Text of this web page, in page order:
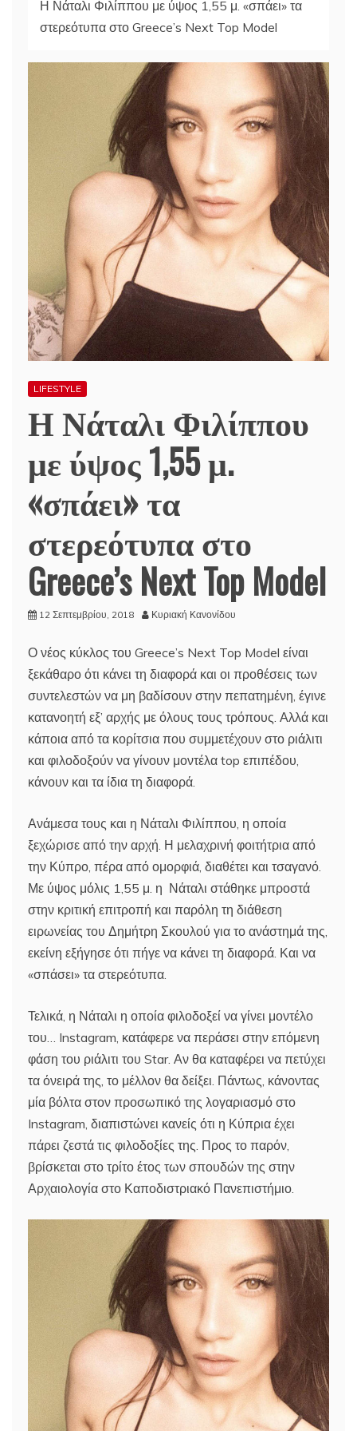
Η Νάταλι Φιλίππου με ύψος 1,55 μ. «σπάει» τα
στερεότυπα στο Greece’s Next Top Model
LIFESTYLE
Η Νάταλι Φιλίππου
με ύψος 1,55 μ.
«σπάει» τα
στερεότυπα στο
Greece’s Next Top Model
12 Σεπτεμβρίου, 2018 Κυριακή Κανονίδου
Ο νέος κύκλος του Greece’s Next Top Model είναι
ξεκάθαρο ότι κάνει τη διαφορά και οι προθέσεις των
συντελεστών να μη βαδίσουν στην πεπατημένη, έγινε
κατανοητή εξ’ αρχής με όλους τους τρόπους. Αλλά και
κάποια από τα κορίτσια που συμμετέχουν στο ριάλιτι
και φιλοδοξούν να γίνουν μοντέλα top επιπέδου,
κάνουν και τα ίδια τη διαφορά.
Ανάμεσα τους και η Νάταλι Φιλίππου, η οποία
ξεχώρισε από την αρχή. Η μελαχρινή φοιτήτρια από
την Κύπρο, πέρα από ομορφιά, διαθέτει και τσαγανό.
Με ύψος μόλις 1,55 μ. η Νάταλι στάθηκε μπροστά
στην κριτική επιτροπή και παρόλη τη διάθεση
ειρωνείας του Δημήτρη Σκουλού για το ανάστημά της,
εκείνη εξήγησε ότι πήγε να κάνει τη διαφορά. Και να
«σπάσει» τα στερεότυπα.
Τελικά, η Νάταλι η οποία φιλοδοξεί να γίνει μοντέλο
του… Instagram, κατάφερε να περάσει στην επόμενη
φάση του ριάλιτι του Star. Αν θα καταφέρει να πετύχει
τα όνειρά της, το μέλλον θα δείξει. Πάντως, κάνοντας
μία βόλτα στον προσωπικό της λογαριασμό στο
Instagram, διαπιστώνει κανείς ότι η Κύπρια έχει
πάρει ζεστά τις φιλοδοξίες της. Προς το παρόν,
βρίσκεται στο τρίτο έτος των σπουδών της στην
Αρχαιολογία στο Καποδιστριακό Πανεπιστήμιο.